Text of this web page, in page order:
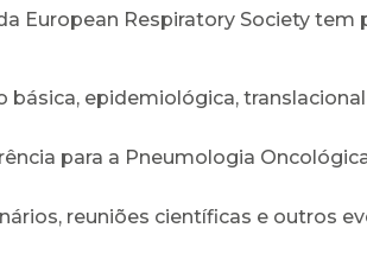
European Respiratory Society
epidemiológica,
para a Pneumologia
reuniões científicas e outros